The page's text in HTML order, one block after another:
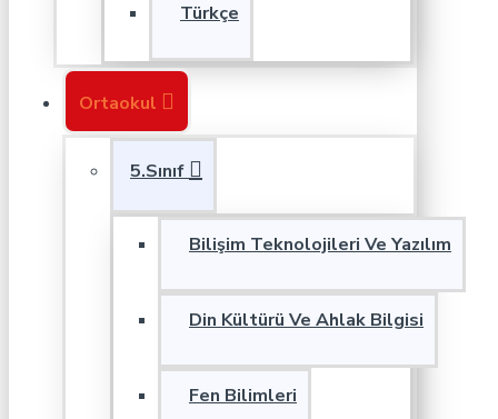
Türkçe
Ortaokul
5.Sınıf
Bilişim Teknolojileri Ve Yazılım
Din Kültürü Ve Ahlak Bilgisi
Fen Bilimleri